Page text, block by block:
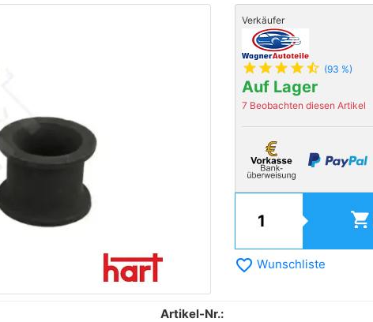
Verkäufer
star star star star star_half (93 %)
Auf Lager
7 Beobachten diesen Artikel
shopping_cart
favorite_border Wunschliste
Artikel-Nr.: